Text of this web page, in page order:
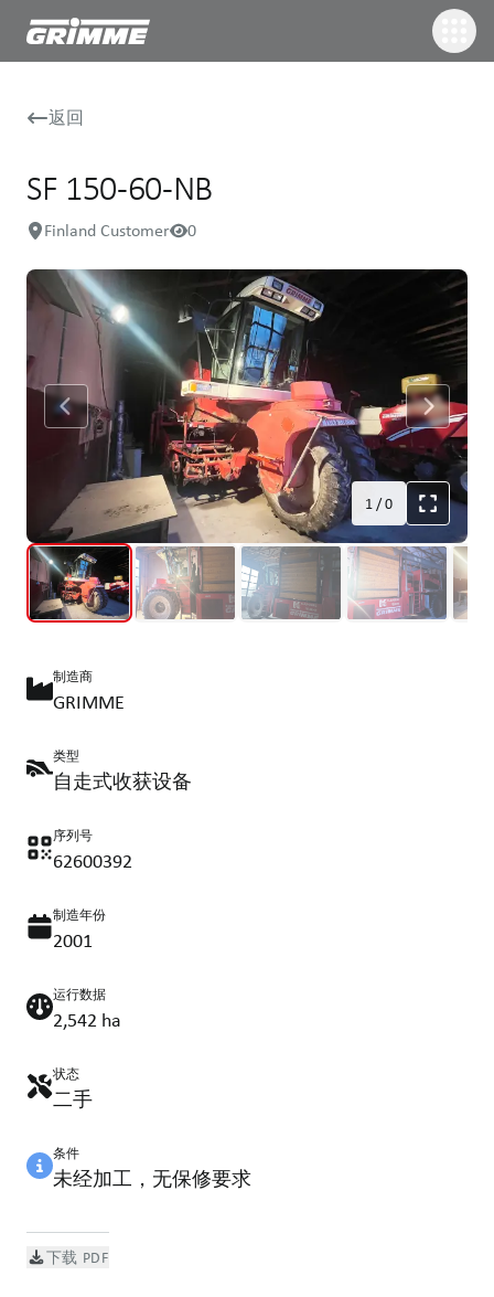
返回
SF 150-60-NB
Finland Customer 0
1/0
制造商
GRIMME
类型
自走式收获设备
序列号
62600392
制造年份
2001
运行数据
2,542 ha
状态
二手
条件
未经加工，无保修要求
下载 PDF